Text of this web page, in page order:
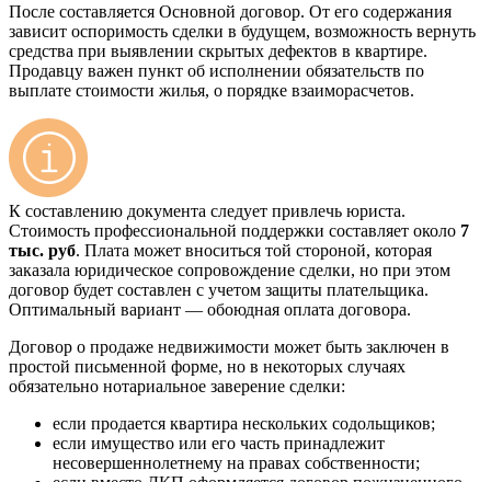
После составляется Основной договор. От его содержания
зависит оспоримость сделки в будущем, возможность вернуть
средства при выявлении скрытых дефектов в квартире.
Продавцу важен пункт об исполнении обязательств по
выплате стоимости жилья, о порядке взаиморасчетов.
К составлению документа следует привлечь юриста.
Стоимость профессиональной поддержки составляет около 7
тыс. руб. Плата может вноситься той стороной, которая
заказала юридическое сопровождение сделки, но при этом
договор будет составлен с учетом защиты плательщика.
Оптимальный вариант — обоюдная оплата договора.
Договор о продаже недвижимости может быть заключен в
простой письменной форме, но в некоторых случаях
обязательно нотариальное заверение сделки:
если продается квартира нескольких содольщиков;
если имущество или его часть принадлежит
несовершеннолетнему на правах собственности;